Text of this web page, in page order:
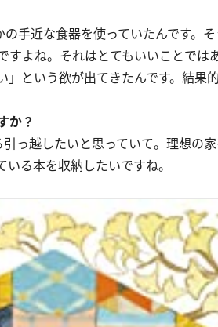
手近な食器を使っていたんです。
よね。それはとてもいいことでは
という欲が出てきたんです。結果
か？
越したいと思っていて。理想の
る本を収納したいですね。